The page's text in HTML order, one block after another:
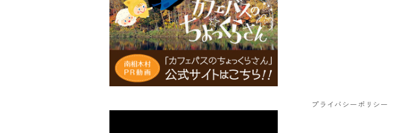
プライバシーポリシー